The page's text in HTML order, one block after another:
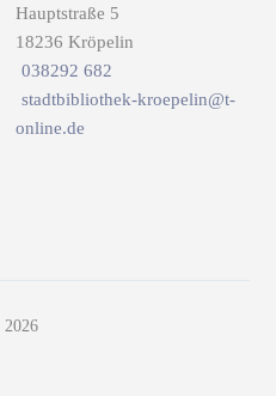
Hauptstraße 5
18236 Kröpelin
038292 682
stadtbibliothek-kroepelin@t-
online.de
2026